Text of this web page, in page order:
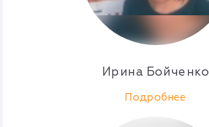
Ирина Бойченко
Подробнее